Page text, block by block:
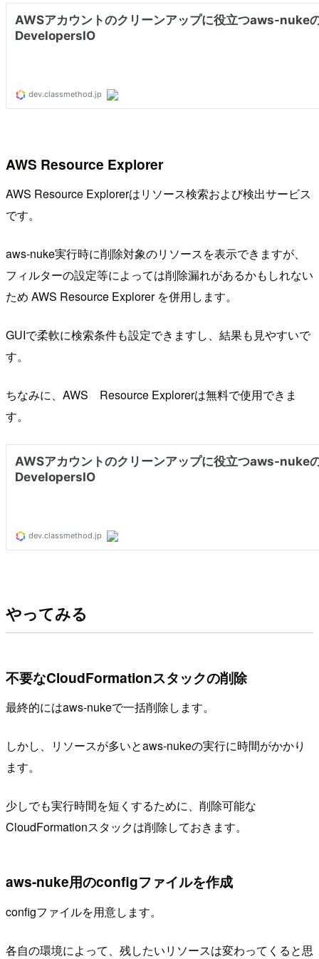
AWS Resource Explorer
AWS Resource Explorerはリソース検索および検出サービス
です。
aws-nuke実行時に削除対象のリソースを表示できますが、
フィルターの設定等によっては削除漏れがあるかもしれない
ため AWS Resource Explorer を併用します。
GUIで柔軟に検索条件も設定できますし、結果も見やすいで
す。
ちなみに、AWS Resource Explorerは無料で使用できま
す。
やってみる
不要なCloudFormationスタックの削除
最終的にはaws-nukeで一括削除します。
しかし、リソースが多いとaws-nukeの実行に時間がかかり
ます。
少しでも実行時間を短くするために、削除可能な
CloudFormationスタックは削除しておきます。
aws-nuke用のconfigファイルを作成
configファイルを用意します。
各自の環境によって、残したいリソースは変わってくると思